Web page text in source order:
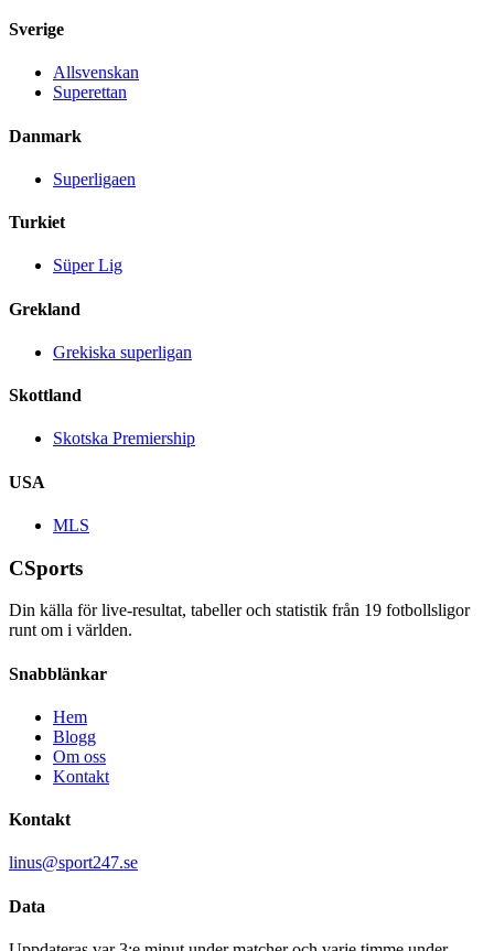
Sverige
Allsvenskan
Superettan
Danmark
Superligaen
Turkiet
Süper Lig
Grekland
Grekiska superligan
Skottland
Skotska Premiership
USA
MLS
CSports
Din källa för live-resultat, tabeller och statistik från 19 fotbollsligor
runt om i världen.
Snabblänkar
Hem
Blogg
Om oss
Kontakt
Kontakt
linus@sport247.se
Data